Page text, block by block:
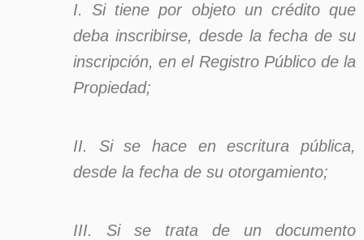
I. Si tiene por objeto un crédito que
deba inscribirse, desde la fecha de su
inscripción, en el Registro Público de la
Propiedad;
II. Si se hace en escritura pública,
desde la fecha de su otorgamiento;
III. Si se trata de un documento